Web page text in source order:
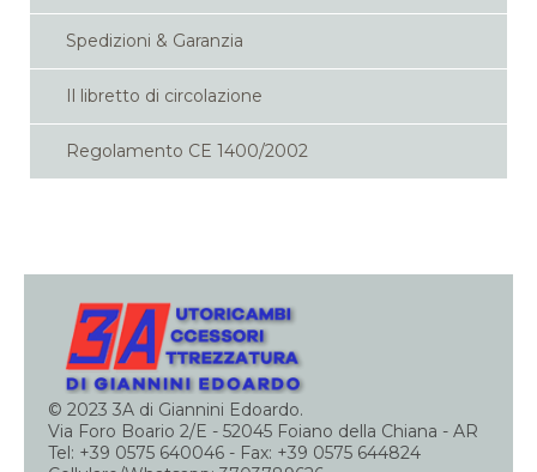
Spedizioni & Garanzia
Il libretto di circolazione
Regolamento CE 1400/2002
© 2023 3A di Giannini Edoardo.
Via Foro Boario 2/E - 52045 Foiano della Chiana - AR
Tel: +39 0575 640046 - Fax: +39 0575 644824